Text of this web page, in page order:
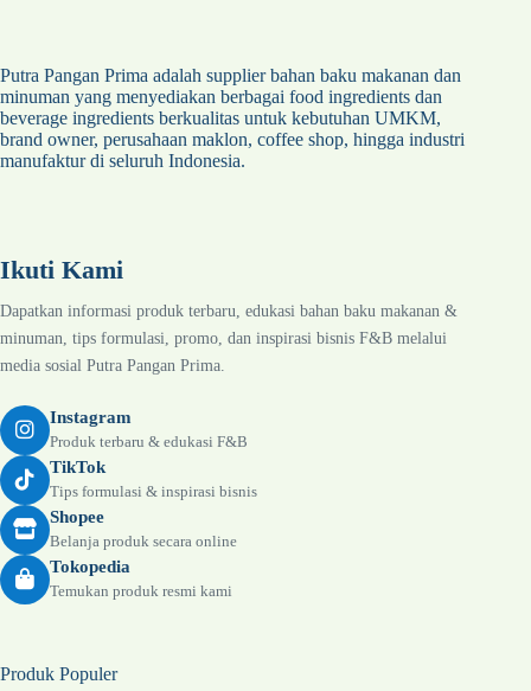
Putra Pangan Prima adalah supplier bahan baku makanan dan
minuman yang menyediakan berbagai food ingredients dan
beverage ingredients berkualitas untuk kebutuhan UMKM,
brand owner, perusahaan maklon, coffee shop, hingga industri
manufaktur di seluruh Indonesia.
Ikuti Kami
Dapatkan informasi produk terbaru, edukasi bahan baku makanan &
minuman, tips formulasi, promo, dan inspirasi bisnis F&B melalui
media sosial Putra Pangan Prima.
Instagram
Produk terbaru & edukasi F&B
TikTok
Tips formulasi & inspirasi bisnis
Shopee
Belanja produk secara online
Tokopedia
Temukan produk resmi kami
Produk Populer